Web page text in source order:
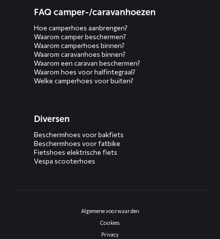
FAQ camper-/caravanhoezen
Hoe camperhoes aanbrengen?
Waarom camper beschermen?
Waarom camperhoes binnen?
Waarom caravanhoes binnen?
Waarom een caravan beschermen?
Waarom hoes voor halfintegraal?
Welke camperhoes voor buiten?
Diversen
Beschermhoes voor bakfiets
Beschermhoes voor fatbike
Fietshoes elektrische fiets
Vespa scooterhoes
Algemene voorwaarden
Cookies
Privacy